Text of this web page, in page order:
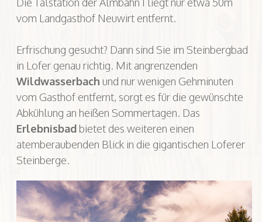
vom Landgasthof Neuwirt entfernt.
Erfrischung gesucht? Dann sind Sie im Steinbergbad
in Lofer genau richtig. Mit angrenzenden
Wildwasserbach und nur wenigen Gehminuten
vom Gasthof entfernt, sorgt es für die gewünschte
Abkühlung an heißen Sommertagen. Das
Erlebnisbadbietet des weiteren einen
atemberaubenden Blick in die gigantischen Loferer
Steinberge.